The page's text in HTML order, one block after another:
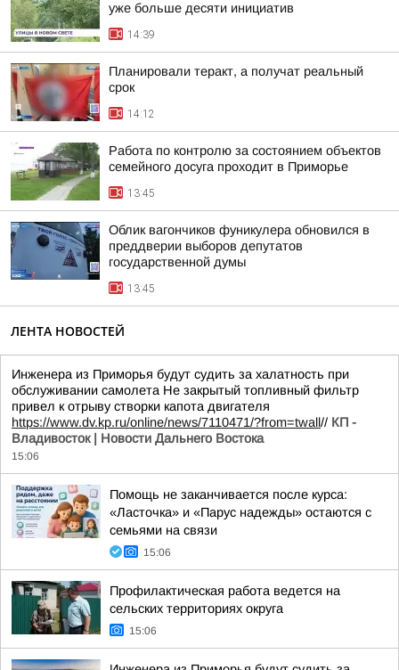
уже больше десяти инициатив
14:39
Планировали теракт, а получат реальный
срок
14:12
Работа по контролю за состоянием объектов
семейного досуга проходит в Приморье
13:45
Облик вагончиков фуникулера обновился в
преддверии выборов депутатов
государственной думы
13:45
ЛЕНТА НОВОСТЕЙ
Инженера из Приморья будут судить за халатность при
обслуживании самолета Не закрытый топливный фильтр
привел к отрыву створки капота двигателя
https://www.dv.kp.ru/online/news/7110471/?from=twall// КП -
Владивосток | Новости Дальнего Востока
15:06
Помощь не заканчивается после курса:
«Ласточка» и «Парус надежды» остаются с
семьями на связи
15:06
Профилактическая работа ведется на
сельских территориях округа
15:06